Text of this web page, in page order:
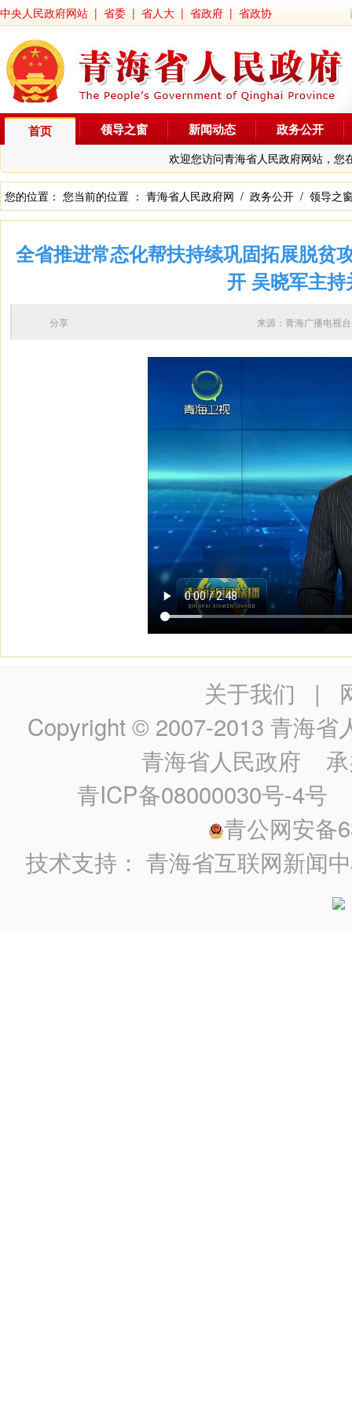
中央人民政府网站 | 省委 | 省人大 | 省政府 | 省政协
首页
欢迎您访问青海省人民政府网站，您
领导之窗 新闻动态 政务公开
您的位置： 您当前的位置 ： 青海省人民政府网 / 政务公开 / 领导之
全省推进常态化帮扶持续巩固拓展脱贫
开 吴晓军主
来源：青海广播电
分享
关于我们 |
Copyright © 2007-2013 青海省
青海省人民政府 承
青ICP备08000030号-4号
青公网安备
技术支持：青海省互联网新闻